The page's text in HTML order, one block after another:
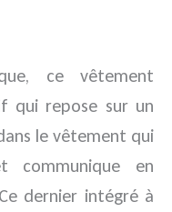
ce vêtement
qui repose sur un
le vêtement qui
communique en
dernier intégré à